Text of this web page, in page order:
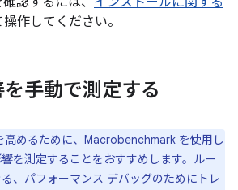
作してください。
手動で測定する
高めるために、Macrobenchmark を使用し
を測定することをおすすめします。ルー
、パフォーマンス デバッグのためにトレ